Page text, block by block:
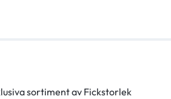
sortiment av Fickstorlek